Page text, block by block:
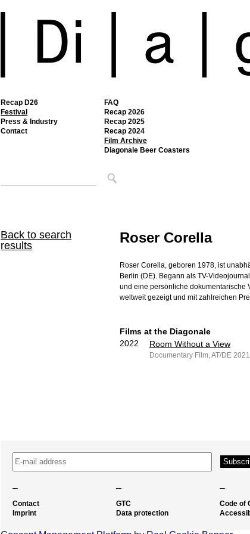
Recap D26
Festival
FAQ
Recap 2026
Recap 2025
Recap 2024
Film Archive
Diagonale Beer Coasters
Press & Industry
Contact
Back to search
results
Roser Corella
Roser Corella, geboren 1978, ist
Berlin (DE). Begann als TV-
und eine persönliche dokumentarische
weltweit gezeigt und mit zahlreichen
Films at the Diagonale
2022
Room Without a View
Documentary Film, AT/DE
– – –
Contact
Imprint
GTC
Data protection
Code of